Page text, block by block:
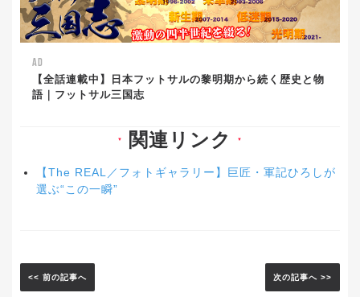
AD
【全話連載中】日本フットサルの黎明期から続く歴史と物
語｜フットサル三国志
▼ 関連リンク ▼
【The REAL／フォトギャラリー】巨匠・軍記ひろしが
選ぶ“この一瞬”
<< 前の記事へ 次の記事へ >>